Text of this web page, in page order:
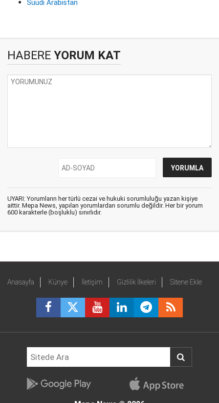
Suudi Arabistan
HABERE YORUM KAT
UYARI: Yorumların her türlü cezai ve hukuki sorumluluğu yazan kişiye
aittir. Mepa News, yapılan yorumlardan sorumlu değildir. Her bir yorum
600 karakterle (boşluklu) sınırlıdır.
Anasayfa Künye İletişim Gizlilik İlkeleri Sitene Ekle